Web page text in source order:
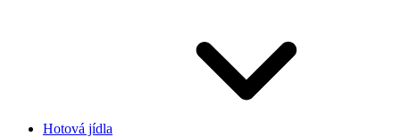
Hotová jídla